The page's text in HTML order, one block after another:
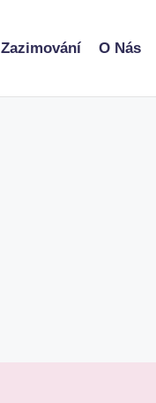
Zazimování O Nás